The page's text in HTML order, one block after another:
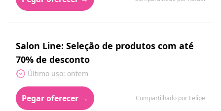
Salon Line: Seleção de produtos com até
70% de desconto
Último uso: ontem
Pegar oferecer → Compartilhado por Felipe